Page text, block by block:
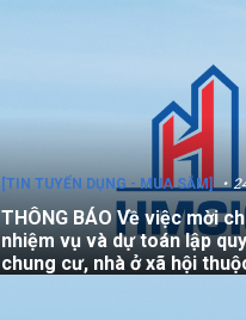
[TIN TUYỂN DỤNG - MUA SẮM]
THÔNG BÁO Về việc mời
nhiệm vụ và dự toán lập
chung cư, nhà ở xã hội